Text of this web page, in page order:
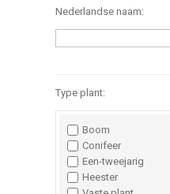
Nederlandse naam:
Type plant:
Boom
Conifeer
Een-tweejarig
Heester